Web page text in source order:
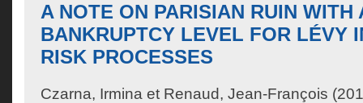
A NOTE ON PARISIAN RUIN WITH
BANKRUPTCY LEVEL FOR LÉVY
RISK PROCESSES
Czarna, Irmina et Renaud, Jean-François